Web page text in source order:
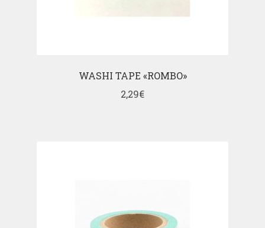
WASHI TAPE «ROMBO»
2,29€